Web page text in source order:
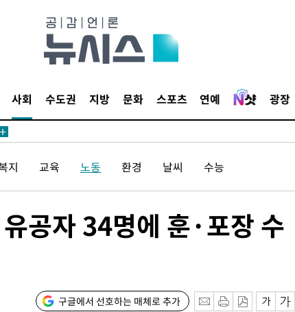
사회 수도권 지방 문화 스포츠 연예 광장
지 교육 노동 환경 날씨 수능
공자 34명에 훈·포장 수
구글에서 선호하는 매체로 추가